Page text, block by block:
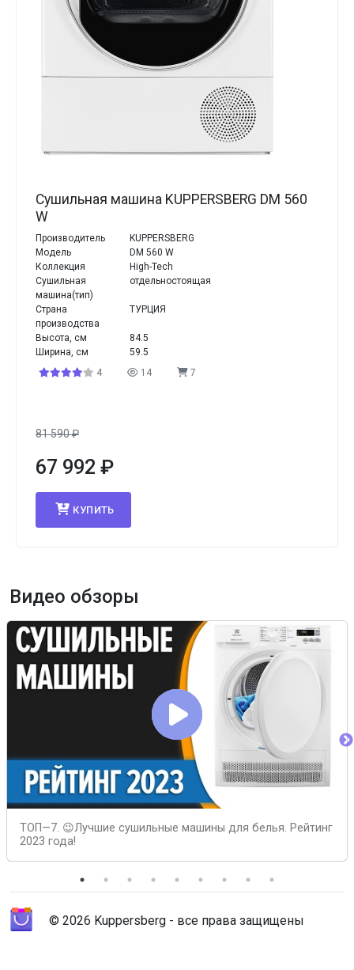
Сушильная машина KUPPERSBERG DM 560
W
Производитель
KUPPERSBERG
Модель
DM 560 W
Коллекция
High-Tech
Сушильная
машина(тип)
отдельностоящая
Страна
производства
ТУРЦИЯ
Высота, см
84.5
Ширина, см
59.5
4
14 7
81 590₽
67 992 ₽
КУПИТЬ
Видео обзоры
ТОП—7. 😉Лучшие сушильные машины для белья. Рейтинг
2023 года!
© 2026 Kuppersberg - все права защищены